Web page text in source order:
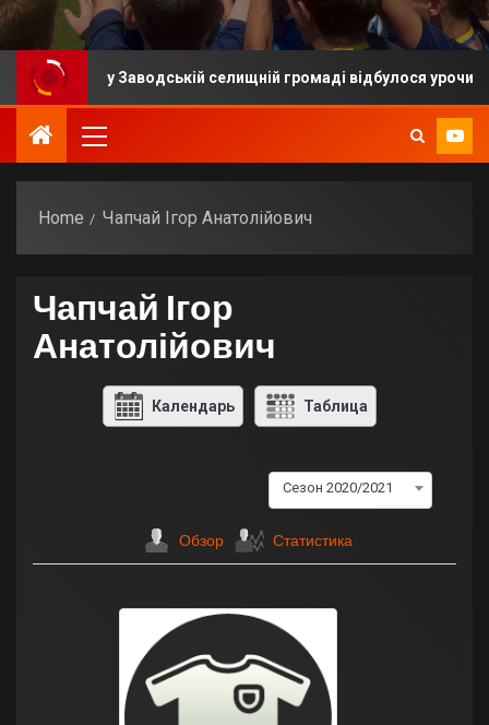
у Заводській селищній громаді відбулося урочисте
Home Чапчай Ігор Анатолійович
Чапчай Ігор
Анатолійович
Календарь Таблица
Сезон 2020/2021
Обзор Статистика